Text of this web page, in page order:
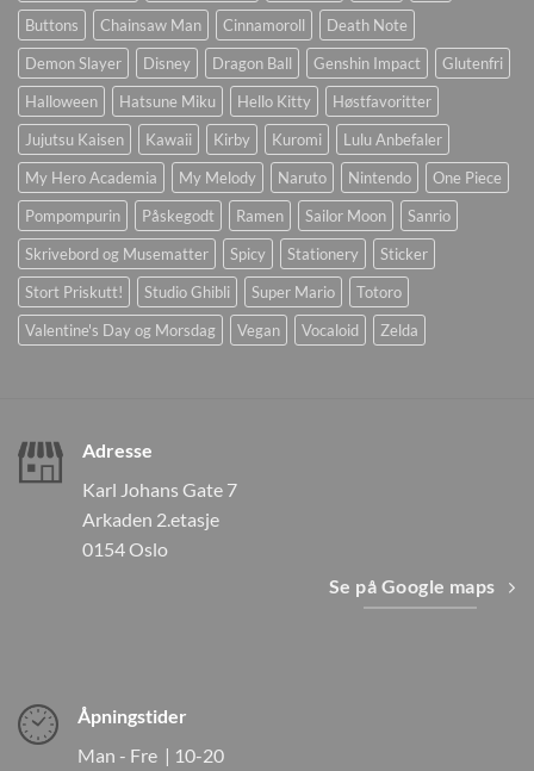
Buttons
Chainsaw Man Cinnamoroll
Death Note
Demon Slayer
Disney Dragon Ball Genshin Impact
Glutenfri
Halloween
Hatsune Miku Hello Kitty
Høstfavoritter
Jujutsu Kaisen
Kawaii Kirby Kuromi
Lulu Anbefaler
My Hero Academia
My Melody Naruto Nintendo
One Piece
Pompompurin
Påskegodt Ramen Sailor Moon
Sanrio
Skrivebord og Musematter
Spicy Stationery
Sticker
Stort Priskutt!
Studio Ghibli Super Mario
Totoro
Valentine's Day og Morsdag
Vegan Vocaloid Zelda
Adresse
Karl Johans Gate 7
Arkaden 2.etasje
0154 Oslo
Se på Google maps
Åpningstider
Man - Fre | 10-20